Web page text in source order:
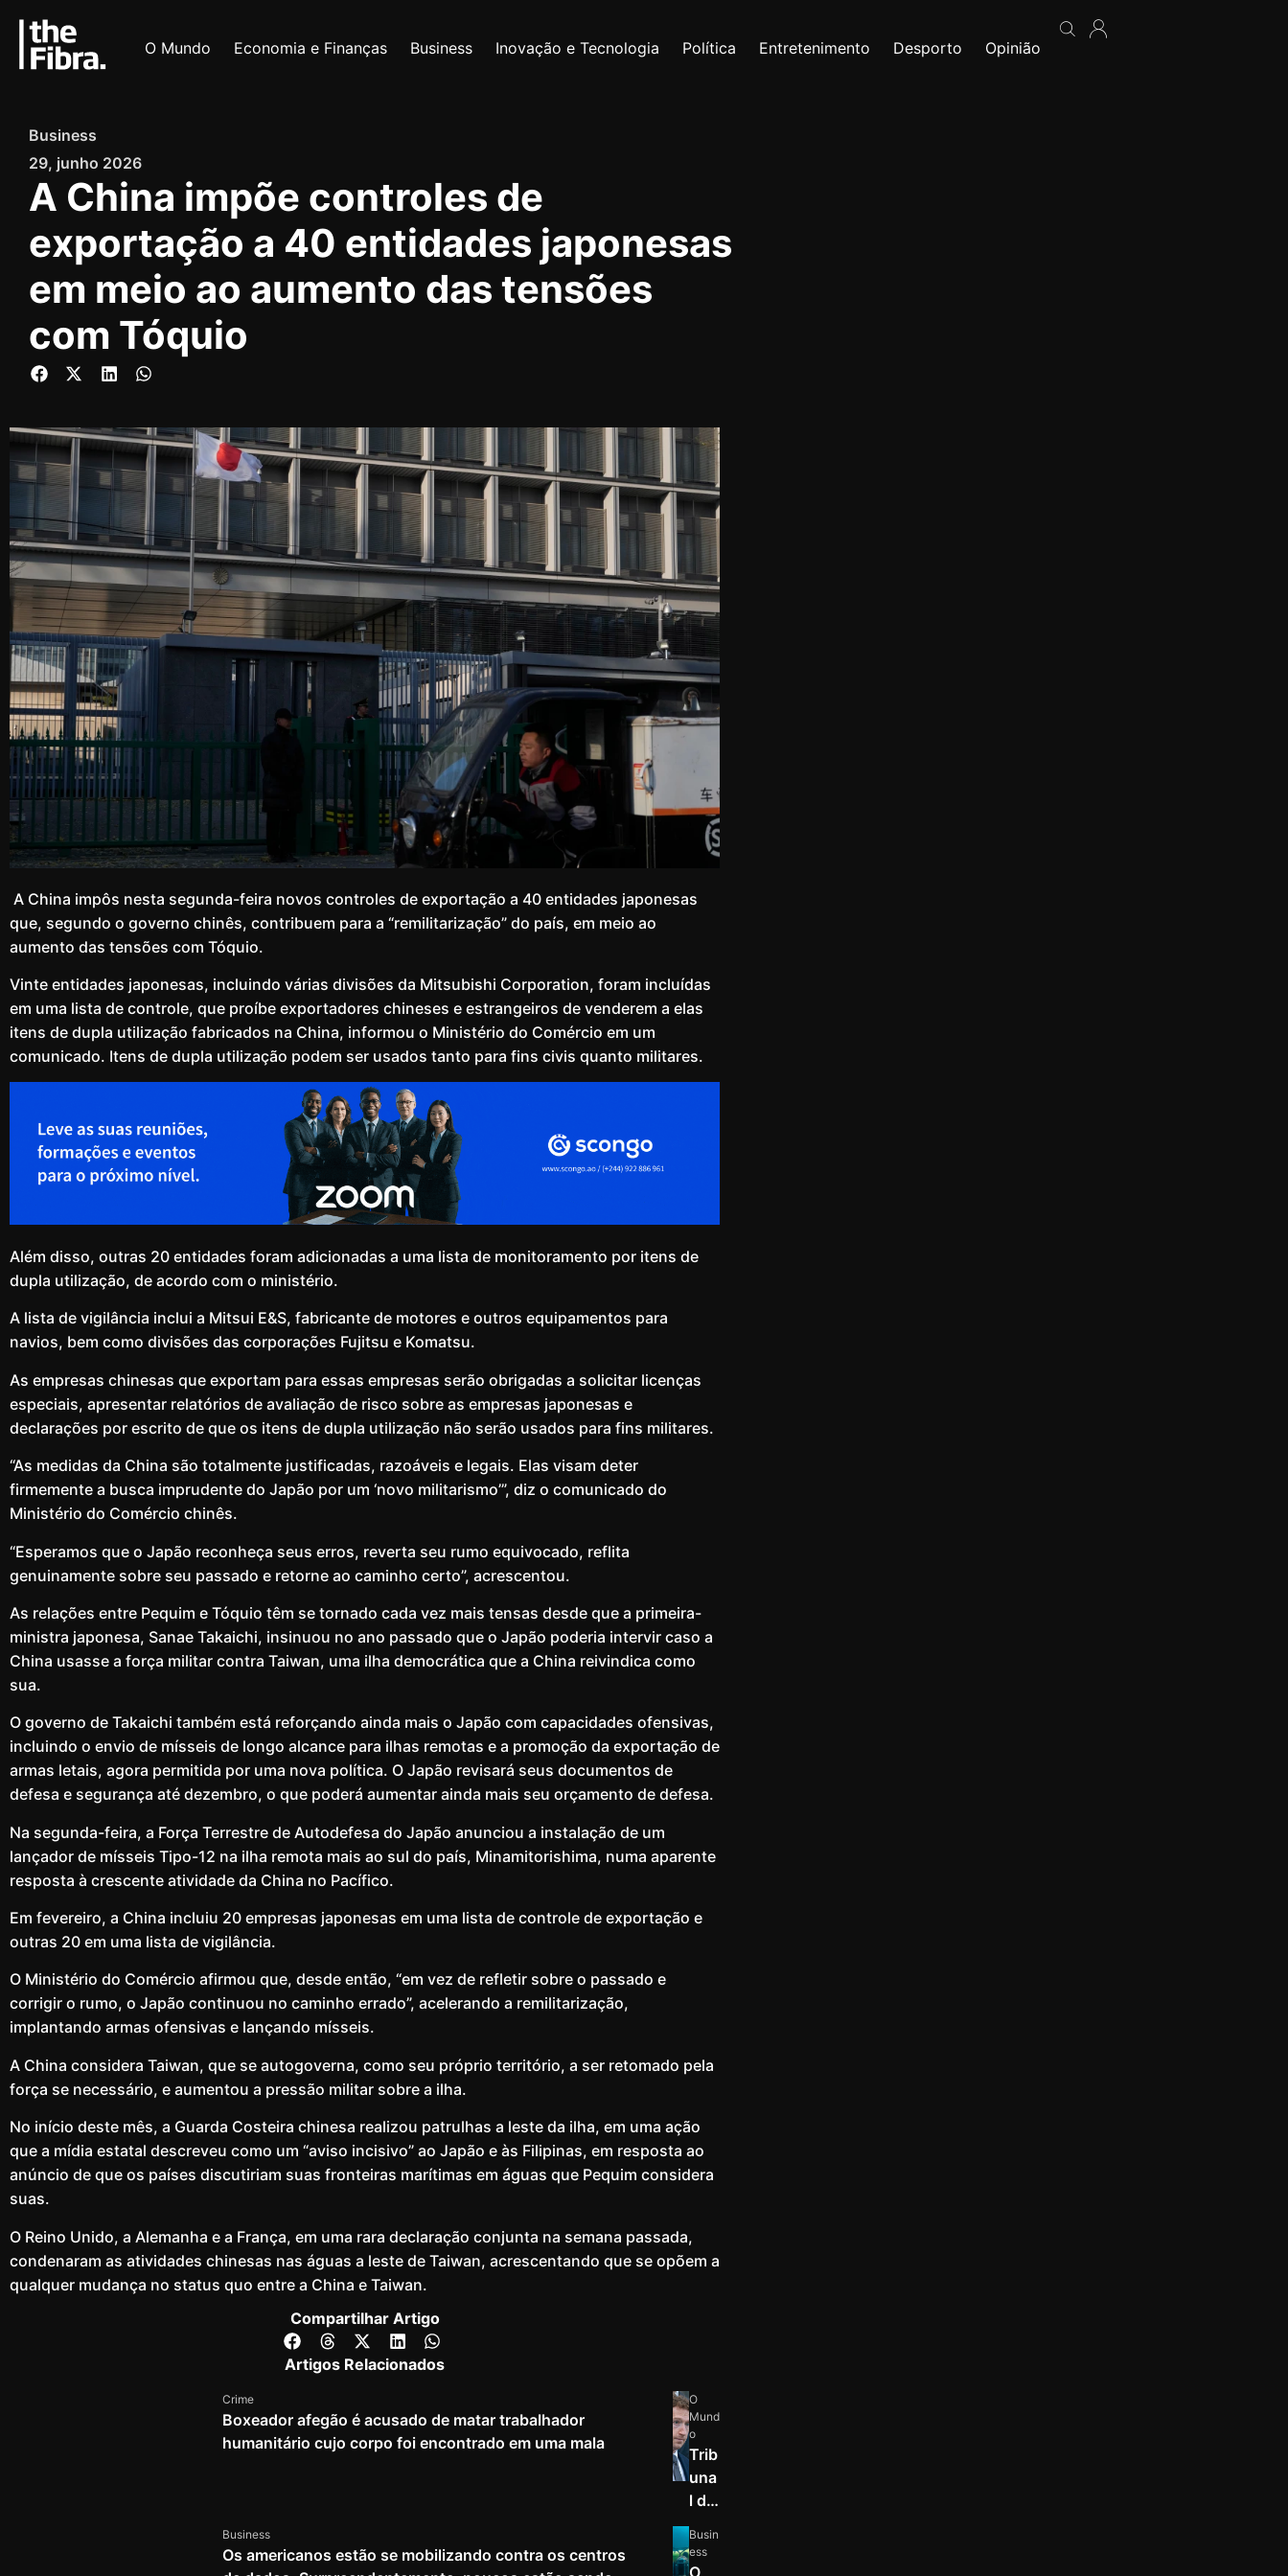
O Mundo Economia e Finanças Business Inovação e Tecnologia Política Entretenimento Desporto Opinião
Business
29, junho 2026
A China impõe controles de
exportação a 40 entidades japonesas
em meio ao aumento das tensões
com Tóquio
A China impôs nesta segunda-feira novos controles de exportação a 40 entidades japonesas
que, segundo o governo chinês, contribuem para a “remilitarização” do país, em meio ao
aumento das tensões com Tóquio.
Vinte entidades japonesas, incluindo várias divisões da Mitsubishi Corporation, foram incluídas
em uma lista de controle, que proíbe exportadores chineses e estrangeiros de venderem a elas
itens de dupla utilização fabricados na China, informou o Ministério do Comércio em um
comunicado. Itens de dupla utilização podem ser usados ​​tanto para fins civis quanto militares.
Além disso, outras 20 entidades foram adicionadas a uma lista de monitoramento por itens de
dupla utilização, de acordo com o ministério.
A lista de vigilância inclui a Mitsui E&S, fabricante de motores e outros equipamentos para
navios, bem como divisões das corporações Fujitsu e Komatsu.
As empresas chinesas que exportam para essas empresas serão obrigadas a solicitar licenças
especiais, apresentar relatórios de avaliação de risco sobre as empresas japonesas e
declarações por escrito de que os itens de dupla utilização não serão usados ​​para fins militares.
“As medidas da China são totalmente justificadas, razoáveis ​​e legais. Elas visam deter
firmemente a busca imprudente do Japão por um ‘novo militarismo’”, diz o comunicado do
Ministério do Comércio chinês.
“Esperamos que o Japão reconheça seus erros, reverta seu rumo equivocado, reflita
genuinamente sobre seu passado e retorne ao caminho certo”, acrescentou.
As relações entre Pequim e Tóquio têm se tornado cada vez mais tensas desde que a primeira-
ministra japonesa, Sanae Takaichi, insinuou no ano passado que o Japão poderia intervir caso a
China usasse a força militar contra Taiwan, uma ilha democrática que a China reivindica como
sua.
O governo de Takaichi também está reforçando ainda mais o Japão com capacidades ofensivas,
incluindo o envio de mísseis de longo alcance para ilhas remotas e a promoção da exportação de
armas letais, agora permitida por uma nova política. O Japão revisará seus documentos de
defesa e segurança até dezembro, o que poderá aumentar ainda mais seu orçamento de defesa.
Na segunda-feira, a Força Terrestre de Autodefesa do Japão anunciou a instalação de um
lançador de mísseis Tipo-12 na ilha remota mais ao sul do país, Minamitorishima, numa aparente
resposta à crescente atividade da China no Pacífico.
Em fevereiro, a China incluiu 20 empresas japonesas em uma lista de controle de exportação e
outras 20 em uma lista de vigilância.
O Ministério do Comércio afirmou que, desde então, “em vez de refletir sobre o passado e
corrigir o rumo, o Japão continuou no caminho errado”, acelerando a remilitarização,
implantando armas ofensivas e lançando mísseis.
A China considera Taiwan, que se autogoverna, como seu próprio território, a ser retomado pela
força se necessário, e aumentou a pressão militar sobre a ilha.
No início deste mês, a Guarda Costeira chinesa realizou patrulhas a leste da ilha, em uma ação
que a mídia estatal descreveu como um “aviso incisivo” ao Japão e às Filipinas, em resposta ao
anúncio de que os países discutiriam suas fronteiras marítimas em águas que Pequim considera
suas.
O Reino Unido, a Alemanha e a França, em uma rara declaração conjunta na semana passada,
condenaram as atividades chinesas nas águas a leste de Taiwan, acrescentando que se opõem a
qualquer mudança no status quo entre a China e Taiwan.
Compartilhar Artigo
Artigos Relacionados
Crime
Boxeador afegão é acusado de matar trabalhador
humanitário cujo corpo foi encontrado em uma mala
O
Mund
o
Trib
una
l do
Nov
o
Mé
Business
Os americanos estão se mobilizando contra os centros
Busin
ess
O